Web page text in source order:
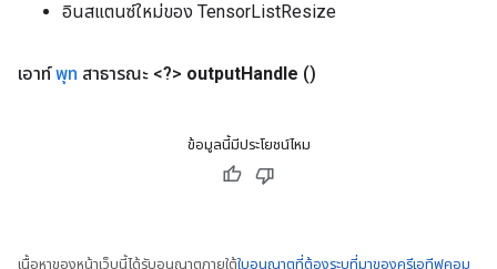
อินสแตนซ์ใหม่ของ TensorListResize
เอาท์พุท สาธารณะ <?> outputHandle ()
ข้อมูลนี้มีประโยชน์ไหม
เนื้อหาของหน้าเว็บนี้ได้รับอนุญาตภายใต้ใบอนุญาตที่ต้องระบุที่มาของครีเอทีฟคอม